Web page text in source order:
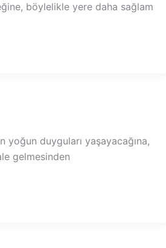
böylelikle yere daha sağlam
duyguları yaşayacağına,
gelmesinden